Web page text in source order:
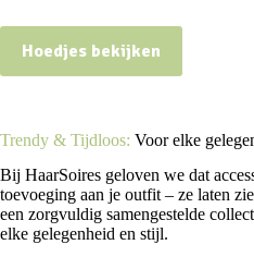
Hoedjes bekijken
Trendy & Tijdloos: Voor elke
Bij HaarSoires geloven we dat
toevoeging aan je outfit – ze laten
een zorgvuldig samengestelde
elke gelegenheid en stijl.